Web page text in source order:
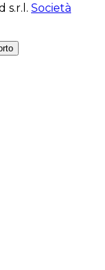
s.r.l. Società